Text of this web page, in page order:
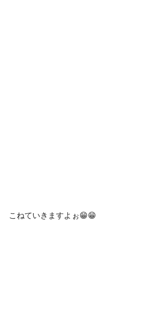
こねていきますよぉ😁😁